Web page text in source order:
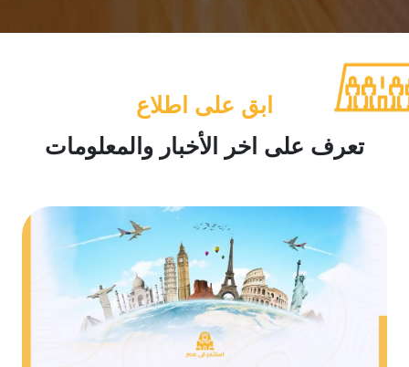
ابق على اطلاع
تعرف على اخر الأخبار والمعلومات